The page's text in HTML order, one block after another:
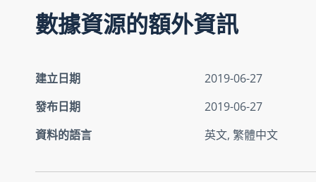
數據資源的額外資訊
建立日期
2019-06-27
發布日期
2019-06-27
資料的語言
英文, 繁體中文